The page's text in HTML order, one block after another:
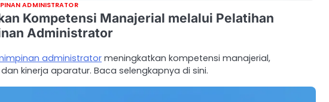
ADMINISTRATOR
Kompetensi Manajerial melalui Pelatihan
Administrator
administrator meningkatkan kompetensi manajerial,
kinerja aparatur. Baca selengkapnya di sini.